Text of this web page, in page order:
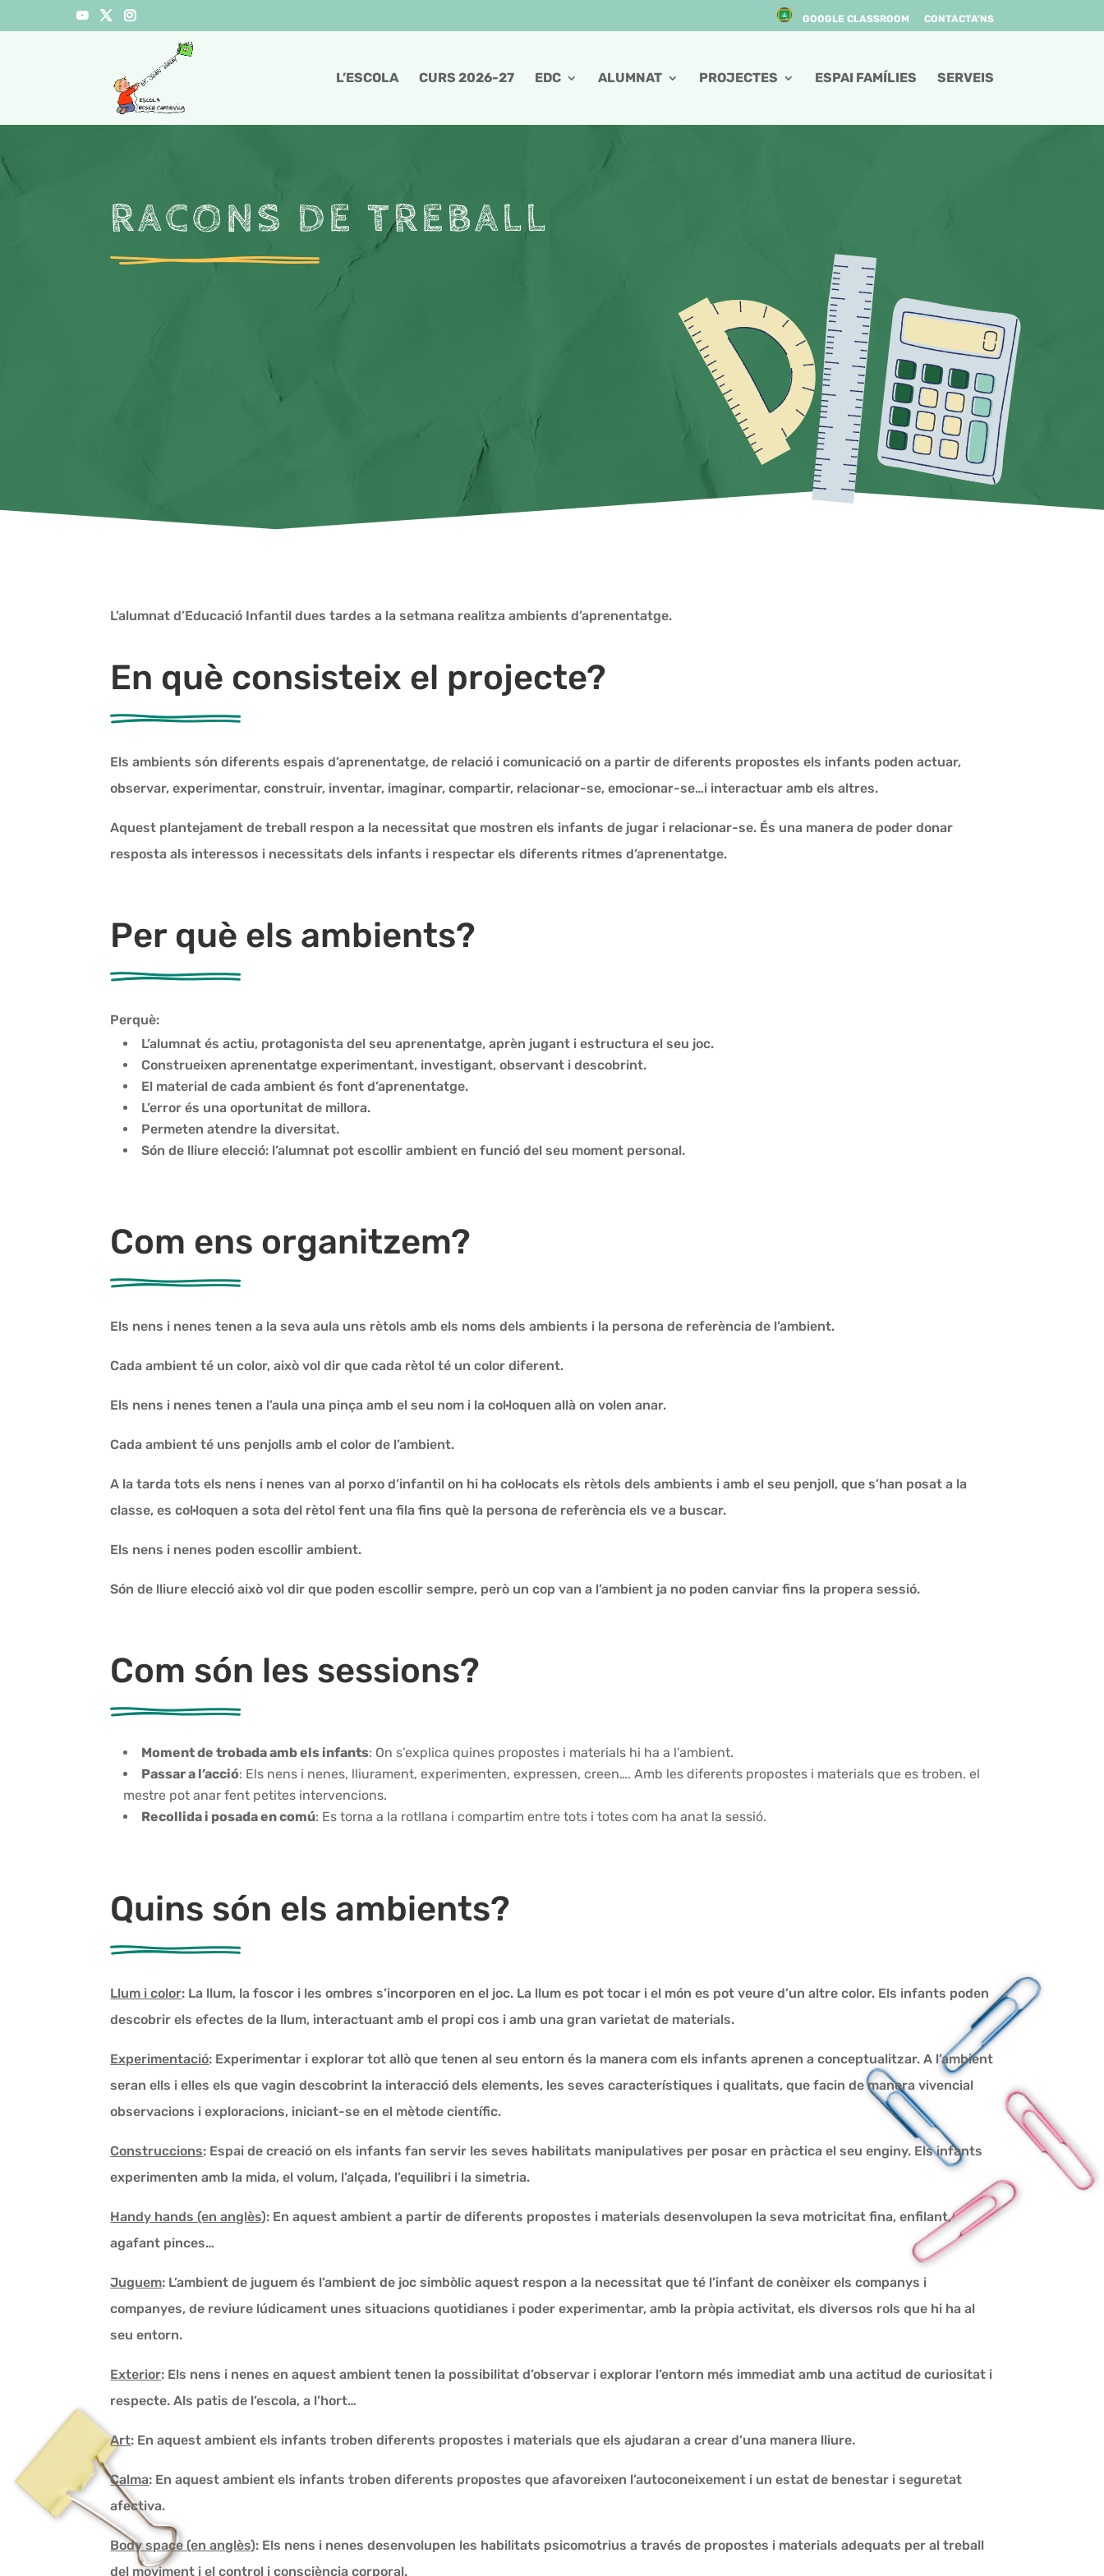
GOOGLE CLASSROOM CONTACTA’NS
L’ESCOLA CURS 2026-27 EDC ALUMNAT PROJECTES ESPAI FAMÍLIES SERVEIS
RACONS DE TREBALL
L’alumnat d’Educació Infantil dues tardes a la setmana realitza ambients d’aprenentatge.
En què consisteix el projecte?
Els ambients són diferents espais d’aprenentatge, de relació i comunicació on a partir de diferents propostes els infants poden actuar,
observar, experimentar, construir, inventar, imaginar, compartir, relacionar-se, emocionar-se…i interactuar amb els altres.
Aquest plantejament de treball respon a la necessitat que mostren els infants de jugar i relacionar-se. És una manera de poder donar
resposta als interessos i necessitats dels infants i respectar els diferents ritmes d’aprenentatge.
Per què els ambients?
Perquè:
L’alumnat és actiu, protagonista del seu aprenentatge, aprèn jugant i estructura el seu joc.
Construeixen aprenentatge experimentant, investigant, observant i descobrint.
El material de cada ambient és font d’aprenentatge.
L’error és una oportunitat de millora.
Permeten atendre la diversitat.
Són de lliure elecció: l’alumnat pot escollir ambient en funció del seu moment personal.
Com ens organitzem?
Els nens i nenes tenen a la seva aula uns rètols amb els noms dels ambients i la persona de referència de l’ambient.
Cada ambient té un color, això vol dir que cada rètol té un color diferent.
Els nens i nenes tenen a l’aula una pinça amb el seu nom i la col·loquen allà on volen anar.
Cada ambient té uns penjolls amb el color de l’ambient.
A la tarda tots els nens i nenes van al porxo d’infantil on hi ha col·locats els rètols dels ambients i amb el seu penjoll, que s’han posat a la
classe, es col·loquen a sota del rètol fent una fila fins què la persona de referència els ve a buscar.
Els nens i nenes poden escollir ambient.
Són de lliure elecció això vol dir que poden escollir sempre, però un cop van a l’ambient ja no poden canviar fins la propera sessió.
Com són les sessions?
Moment de trobada amb els infants: On s’explica quines propostes i materials hi ha a l’ambient.
Passar a l’acció: Els nens i nenes, lliurament, experimenten, expressen, creen…. Amb les diferents propostes i materials que es troben. el
mestre pot anar fent petites intervencions.
Recollida i posada en comú: Es torna a la rotllana i compartim entre tots i totes com ha anat la sessió.
Quins són els ambients?
Llum i color: La llum, la foscor i les ombres s’incorporen en el joc. La llum es pot tocar i el món es pot veure d’un altre color. Els infants poden
descobrir els efectes de la llum, interactuant amb el propi cos i amb una gran varietat de materials.
Experimentació: Experimentar i explorar tot allò que tenen al seu entorn és la manera com els infants aprenen a conceptualitzar. A l’ambient
seran ells i elles els que vagin descobrint la interacció dels elements, les seves característiques i qualitats, que facin de manera vivencial
observacions i exploracions, iniciant-se en el mètode científic.
Construccions: Espai de creació on els infants fan servir les seves habilitats manipulatives per posar en pràctica el seu enginy. Els infants
experimenten amb la mida, el volum, l’alçada, l’equilibri i la simetria.
Handy hands (en anglès): En aquest ambient a partir de diferents propostes i materials desenvolupen la seva motricitat fina, enfilant,
agafant pinces…
Juguem: L’ambient de juguem és l’ambient de joc simbòlic aquest respon a la necessitat que té l’infant de conèixer els companys i
companyes, de reviure lúdicament unes situacions quotidianes i poder experimentar, amb la pròpia activitat, els diversos rols que hi ha al
seu entorn.
Exterior: Els nens i nenes en aquest ambient tenen la possibilitat d’observar i explorar l’entorn més immediat amb una actitud de curiositat i
respecte. Als patis de l’escola, a l’hort…
Art: En aquest ambient els infants troben diferents propostes i materials que els ajudaran a crear d’una manera lliure.
Calma: En aquest ambient els infants troben diferents propostes que afavoreixen l’autoconeixement i un estat de benestar i seguretat
afectiva.
Body space (en anglès): Els nens i nenes desenvolupen les habilitats psicomotrius a través de propostes i materials adequats per al treball
del moviment i el control i consciència corporal.